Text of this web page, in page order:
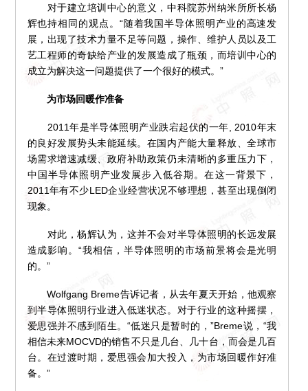
对于建立培训中心的意义，中科院苏州纳米所所长杨
辉也持相同的观点。“随着我国半导体照明产业的高速发
展，出现了技术力量不足等问题，操作、维护人员以及工
艺工程师的奇缺给产业的发展造成了瓶颈，而培训中心的
成立为解决这一问题提供了一个很好的模式。”
为市场回暖作准备
2011年是半导体照明产业跌宕起伏的一年, 2010年末
的良好发展势头未能延续。在国内产能大量释放、全球市
场需求增速减缓、政府补助政策仍未清晰的多重压力下，
中国半导体照明产业发展步入低谷期。在这一背景下，
2011年有不少LED企业经营状况不够理想，甚至出现倒闭
现象。
对此，杨辉认为，这并不会对半导体照明的长远发展
造成影响。“我相信，半导体照明的市场前景将会是光明
的。”
Wolfgang Breme告诉记者，从去年夏天开始，他观察
到半导体照明行业进入低迷状态。对于行业的这种摇摆，
爱思强并不感到陌生。“低迷只是暂时的，”Breme说，“我
相信未来MOCVD的销售不只是几台、几十台，而会是几百
台。在过渡时期，爱思强会加大投入，为市场回暖作好准
备。”